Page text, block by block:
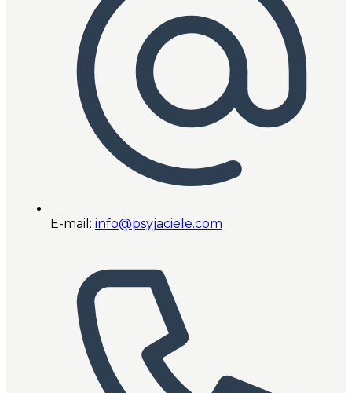
E-mail: info@psyjaciele.com